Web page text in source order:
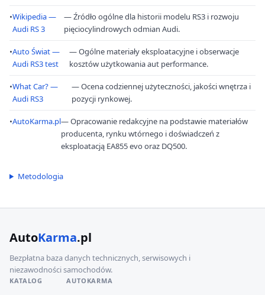
•Wikipedia —
Audi RS 3
— Źródło ogólne dla historii modelu RS3 i rozwoju
pięciocylindrowych odmian Audi.
•Auto Świat —
Audi RS3 test
— Ogólne materiały eksploatacyjne i obserwacje
kosztów użytkowania aut performance.
•What Car? —
Audi RS3
— Ocena codziennej użyteczności, jakości wnętrza i
pozycji rynkowej.
•AutoKarma.pl— Opracowanie redakcyjne na podstawie materiałów
producenta, rynku wtórnego i doświadczeń z
eksploatacją EA855 evo oraz DQ500.
Metodologia
AutoKarma.pl
Bezpłatna baza danych technicznych, serwisowych i
niezawodności samochodów.
KATALOG AUTOKARMA